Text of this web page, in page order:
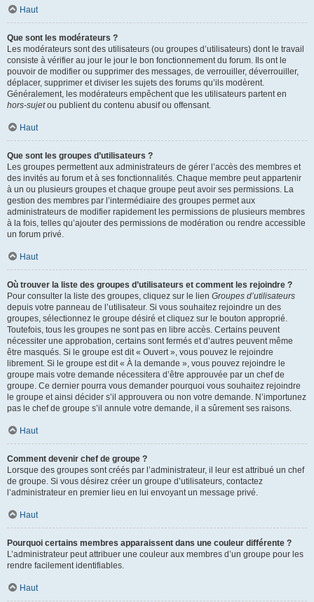
Haut
Que sont les modérateurs ?
Les modérateurs sont des utilisateurs (ou groupes d’utilisateurs) dont le travail
consiste à vérifier au jour le jour le bon fonctionnement du forum. Ils ont le
pouvoir de modifier ou supprimer des messages, de verrouiller, déverrouiller,
déplacer, supprimer et diviser les sujets des forums qu’ils modèrent.
Généralement, les modérateurs empêchent que les utilisateurs partent en
hors-sujetou publient du contenu abusif ou offensant.
Haut
Que sont les groupes d’utilisateurs ?
Les groupes permettent aux administrateurs de gérer l’accès des membres et
des invités au forum et à ses fonctionnalités. Chaque membre peut appartenir
à un ou plusieurs groupes et chaque groupe peut avoir ses permissions. La
gestion des membres par l’intermédiaire des groupes permet aux
administrateurs de modifier rapidement les permissions de plusieurs membres
à la fois, telles qu’ajouter des permissions de modération ou rendre accessible
un forum privé.
Haut
Où trouver la liste des groupes d’utilisateurs et comment les rejoindre ?
Pour consulter la liste des groupes, cliquez sur le lien Groupes d’utilisateurs
depuis votre panneau de l’utilisateur. Si vous souhaitez rejoindre un des
groupes, sélectionnez le groupe désiré et cliquez sur le bouton approprié.
Toutefois, tous les groupes ne sont pas en libre accès. Certains peuvent
nécessiter une approbation, certains sont fermés et d’autres peuvent même
être masqués. Si le groupe est dit « Ouvert », vous pouvez le rejoindre
librement. Si le groupe est dit « À la demande », vous pouvez rejoindre le
groupe mais votre demande nécessitera d’être approuvée par un chef de
groupe. Ce dernier pourra vous demander pourquoi vous souhaitez rejoindre
le groupe et ainsi décider s’il approuvera ou non votre demande. N’importunez
pas le chef de groupe s’il annule votre demande, il a sûrement ses raisons.
Haut
Comment devenir chef de groupe ?
Lorsque des groupes sont créés par l’administrateur, il leur est attribué un chef
de groupe. Si vous désirez créer un groupe d’utilisateurs, contactez
l’administrateur en premier lieu en lui envoyant un message privé.
Haut
Pourquoi certains membres apparaissent dans une couleur différente ?
L’administrateur peut attribuer une couleur aux membres d’un groupe pour les
rendre facilement identifiables.
Haut